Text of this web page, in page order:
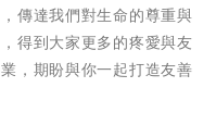
傳達我們對生命的尊重與
得到大家更多的疼愛與友
，期盼與你一起打造友善